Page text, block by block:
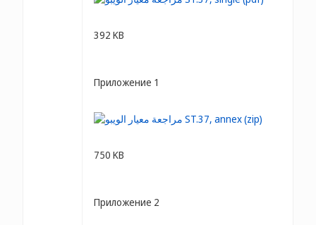
392 KB
Приложение 1
750 KB
Приложение 2